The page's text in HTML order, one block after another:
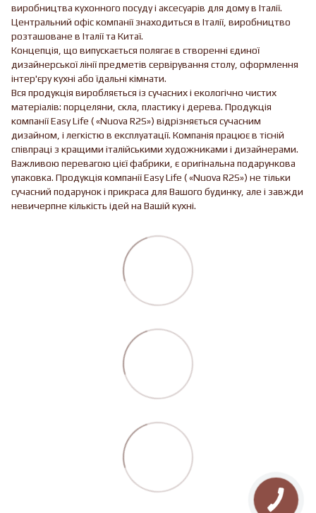
виробництва кухонного посуду і аксесуарів для дому в Італії.
Центральний офіс компанії знаходиться в Італії, виробництво
розташоване в Італії та Китаї.
Концепція, що випускається полягає в створенні єдиної
дизайнерської лінії предметів сервірування столу, оформлення
інтер'єру кухні або їдальні кімнати.
Вся продукція виробляється із сучасних і екологічно чистих
матеріалів: порцеляни, скла, пластику і дерева. Продукція
компанії Easy Life ( «Nuova R2S») відрізняється сучасним
дизайном, і легкістю в експлуатації. Компанія працює в тісній
співпраці з кращими італійськими художниками і дизайнерами.
Важливою перевагою цієї фабрики, є оригінальна подарункова
упаковка. Продукція компанії Easy Life ( «Nuova R2S») не тільки
сучасний подарунок і прикраса для Вашого будинку, але і завжди
невичерпне кількість ідей на Вашій кухні.